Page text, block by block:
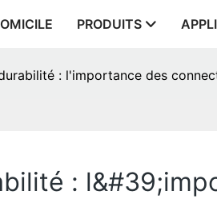
PRODUITS
: l'importance des
: